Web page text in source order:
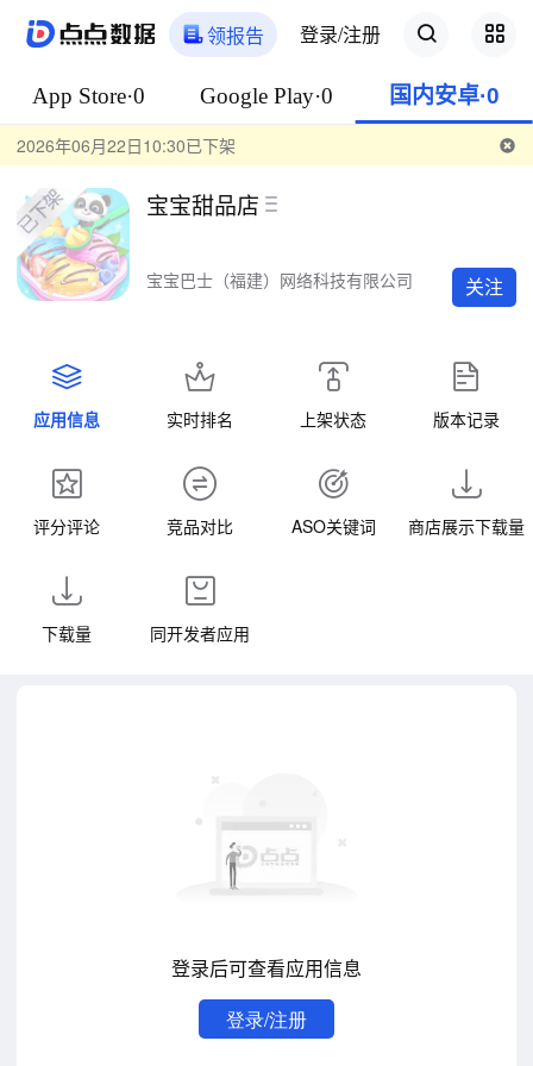
领报告 登录/注册
App Store·0 Google Play·0 国内安卓·0
2026年06月22日10:30已下架
宝宝甜品店
宝宝巴士（福建）网络科技有限公司 关注
应用信息 实时排名 上架状态 版本记录
评分评论 竞品对比 ASO关键词 商店展示下载量
下载量 同开发者应用
登录后可查看应用信息
登录/注册